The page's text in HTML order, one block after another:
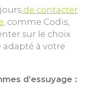
de contacter
, comme Codis,
sur le choix
adapté à votre
d’essuyage :